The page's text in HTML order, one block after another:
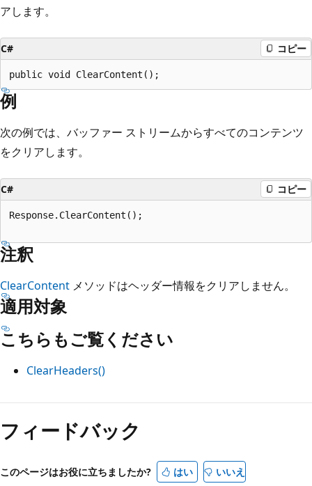
アします。
C# コピー
public void ClearContent();
例
次の例では、バッファー ストリームからすべてのコンテンツ
をクリアします。
C# コピー
Response.ClearContent();
注釈
ClearContent メソッドはヘッダー情報をクリアしません。
適用対象
こちらもご覧ください
ClearHeaders()
読
取
モ
フィードバック
このページはお役に立ちましたか? はい いいえ